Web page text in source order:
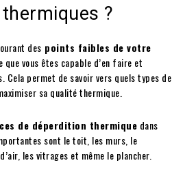
?
des points faibles de votre
que vous êtes capable d’en faire et
Cela permet de savoir vers quels types de
sa qualité thermique.
de déperdition thermique dans
sont le toit, les murs, le
les vitrages et même le plancher.